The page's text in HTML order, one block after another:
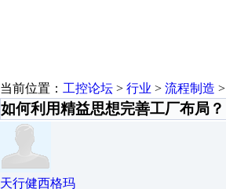
当前位置： 工控论坛 > 行业 > 流程制造 >
如何利用精益思想完善工厂布局？
天行健西格玛